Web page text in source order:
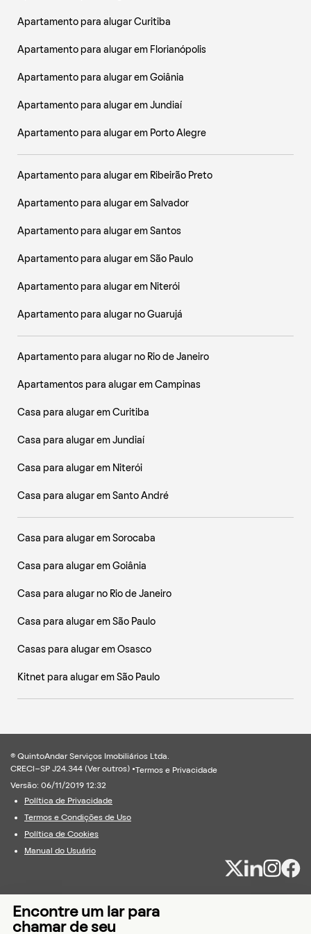
Apartamento para alugar Curitiba
Apartamento para alugar em Florianópolis
Apartamento para alugar em Goiânia
Apartamento para alugar em Jundiaí
Apartamento para alugar em Porto Alegre
Apartamento para alugar em Ribeirão Preto
Apartamento para alugar em Salvador
Apartamento para alugar em Santos
Apartamento para alugar em São Paulo
Apartamento para alugar em Niterói
Apartamento para alugar no Guarujá
Apartamento para alugar no Rio de Janeiro
Apartamentos para alugar em Campinas
Casa para alugar em Curitiba
Casa para alugar em Jundiaí
Casa para alugar em Niterói
Casa para alugar em Santo André
Casa para alugar em Sorocaba
Casa para alugar em Goiânia
Casa para alugar no Rio de Janeiro
Casa para alugar em São Paulo
Casas para alugar em Osasco
Kitnet para alugar em São Paulo
® QuintoAndar Serviços Imobiliários Ltda.
CRECI-SP J24.344 (Ver outros ) • Termos e Privacidade
Versão: 06/11/2019 12:32
Política de Privacidade
Termos e Condições de Uso
Política de Cookies
Manual do Usuário
Encontre um lar para
chamar de seu